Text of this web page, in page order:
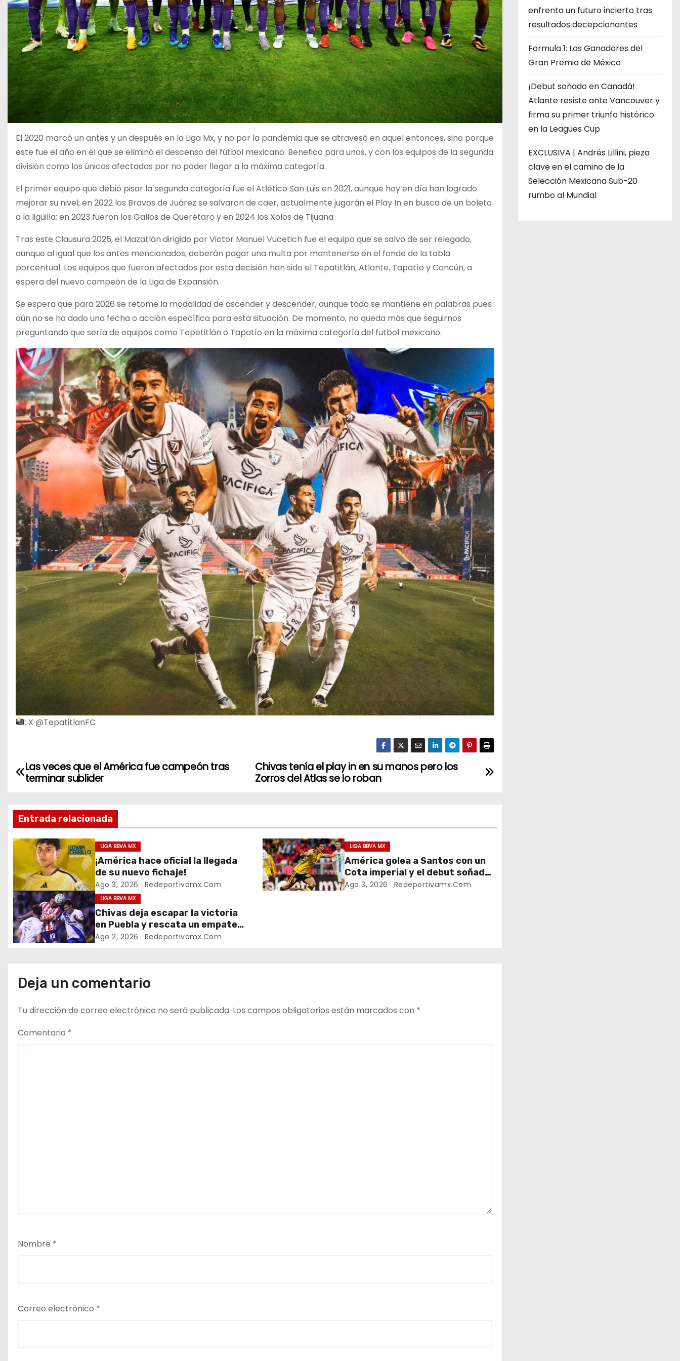
El 2020 marcó un antes y un después en la Liga Mx, y no por la pandemia que se atravesó en aquel entonces, sino porque
este fue el año en el que se eliminó el descenso del fútbol mexicano. Benefico para unos, y con los equipos de la segunda
división como los únicos afectados por no poder llegar a la máxima categoría.
El primer equipo que debió pisar la segunda categoría fue el Atlético San Luis en 2021, aunque hoy en día han logrado
mejorar su nivel; en 2022 los Bravos de Juárez se salvaron de caer, actualmente jugarán el Play In en busca de un boleto
a la liguilla; en 2023 fueron los Gallos de Querétaro y en 2024 los Xolos de Tijuana.
Tras este Clausura 2025, el Mazatlán dirigido por Victor Manuel Vucetich fue el equipo que se salvo de ser relegado,
aunque al igual que los antes mencionados, deberán pagar una multa por mantenerse en el fonde de la tabla
porcentual. Los equipos que fueron afectados por esta decisión han sido el Tepatitlán, Atlante, Tapatío y Cancún, a
espera del nuevo campeón de la Liga de Expansión.
Se espera que para 2026 se retome la modalidad de ascender y descender, aunque todo se mantiene en palabras pues
aún no se ha dado una fecha o acción específica para esta situación. De momento, no queda más que seguirnos
preguntando que sería de equipos como Tepetitlán o Tapatío en la máxima categoría del futbol mexicano.
: X @TepatitlanFC
N
v
e
g
a
c
i
ó
d
e
e
Chivas tenía el play in en su manos pero los
Zorros del Atlas se lo roban
Las veces que el América fue campeón tras
terminar sublider
Entrada relacionada
LIGA BBVA MX
¡América hace oficial la llegada
de su nuevo fichaje!
Ago 3, 2026 Redeportivamx.com
LIGA BBVA MX
América golea a Santos con un
Cota imperial y el debut soñado
de su cantera
Ago 3, 2026 Redeportivamx.com
LIGA BBVA MX
Chivas deja escapar la victoria
en Puebla y rescata un empate
en el Cuauhtémoc
Ago 2, 2026 Redeportivamx.com
Deja un comentario
Tu dirección de correo electrónico no será publicada. Los campos obligatorios están marcados con *
Comentario *
Nombre *
Correo electrónico *
enfrenta un futuro incierto tras
resultados decepcionantes
Formula 1: Los Ganadores del
Gran Premio de México
¡Debut soñado en Canadá!
Atlante resiste ante Vancouver y
firma su primer triunfo histórico
en la Leagues Cup
EXCLUSIVA | Andrés Lillini, pieza
clave en el camino de la
Selección Mexicana Sub-20
rumbo al Mundial